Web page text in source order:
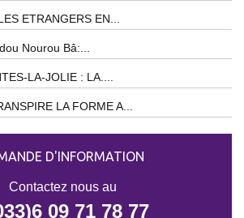
ETRANGERS EN...
Nourou Bâ:...
LA-JOLIE : LA....
LA FORME A...
D'INFORMATION
Contactez nous au
09 71 78 77